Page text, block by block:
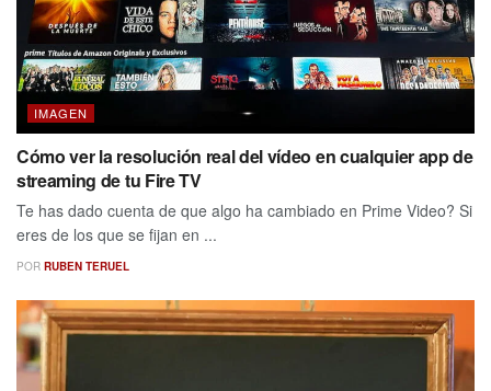
IMAGEN
Cómo ver la resolución real del vídeo en cualquier app de
streaming de tu Fire TV
Te has dado cuenta de que algo ha cambiado en Prime Video? Si
eres de los que se fijan en ...
POR RUBEN TERUEL